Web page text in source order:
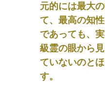
元的には最大
て、最高の知
であっても、
級霊の眼から
ていないのと
す。